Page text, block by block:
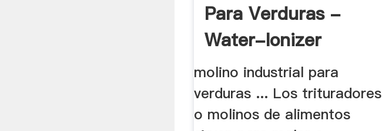
Para Verduras -
Water-Ionizer
molino industrial para
verduras ... Los trituradores
o molinos de alimentos